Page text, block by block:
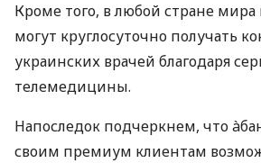
Кроме того, в любой стране
могут круглосуточно получать
украинских врачей благодаря
телемедицины.
Напоследок подчеркнем, что
своим премиум клиентам